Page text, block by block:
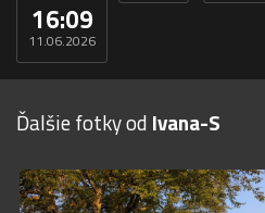
16:09
11.06.2026
Ďalšie fotky od Ivana-S